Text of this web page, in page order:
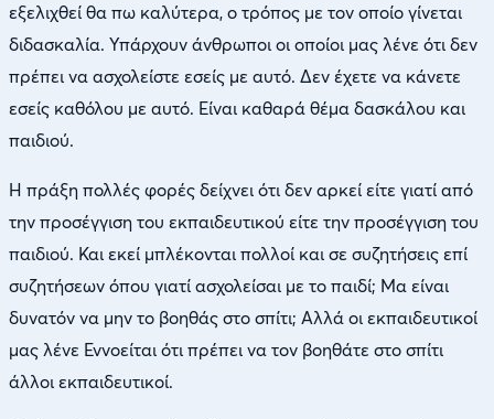
εξελιχθεί θα πω καλύτερα, ο τρόπος με τον οποίο γίνεται
διδασκαλία. Υπάρχουν άνθρωποι οι οποίοι μας λένε ότι δεν
πρέπει να ασχολείστε εσείς με αυτό. Δεν έχετε να κάνετε
εσείς καθόλου με αυτό. Είναι καθαρά θέμα δασκάλου και
παιδιού.
Η πράξη πολλές φορές δείχνει ότι δεν αρκεί είτε γιατί από
την προσέγγιση του εκπαιδευτικού είτε την προσέγγιση του
παιδιού. Και εκεί μπλέκονται πολλοί και σε συζητήσεις επί
συζητήσεων όπου γιατί ασχολείσαι με το παιδί; Μα είναι
δυνατόν να μην το βοηθάς στο σπίτι; Αλλά οι εκπαιδευτικοί
μας λένε Εννοείται ότι πρέπει να τον βοηθάτε στο σπίτι
άλλοι εκπαιδευτικοί.